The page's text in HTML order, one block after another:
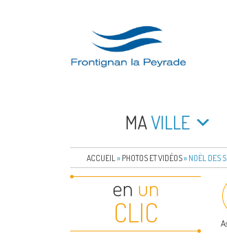
MAVILLE
ACCUEIL » PHOTOS ET VIDÉOS» NOËL DES
en un
CLIC